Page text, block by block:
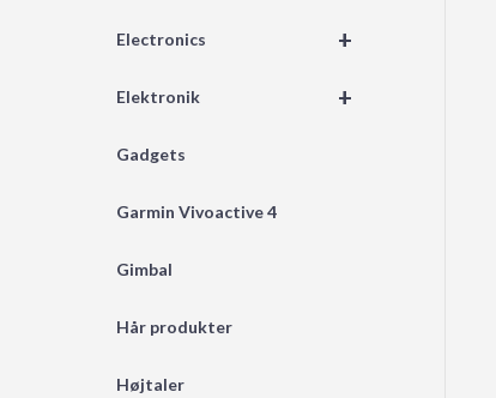
+
Electronics
+
Elektronik
Gadgets
Garmin Vivoactive 4
Gimbal
Hår produkter
Højtaler